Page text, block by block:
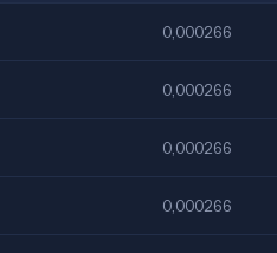
0,000266
0,000266
0,000266
0,000266